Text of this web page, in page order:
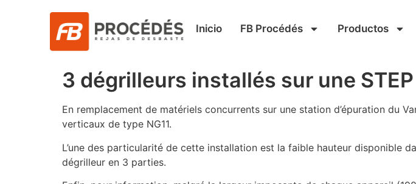
Inicio FB Procédés Productos
3 dégrilleurs installés sur une STEP
En remplacement de matériels concurrents sur une station d’épuration du
verticaux de type NG11.
L’une des particularité de cette installation est la faible hauteur disponible
dégrilleur en 3 parties.